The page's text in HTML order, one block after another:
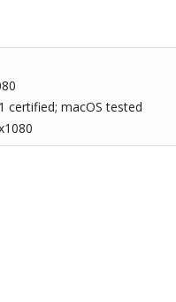
certified; macOS tested